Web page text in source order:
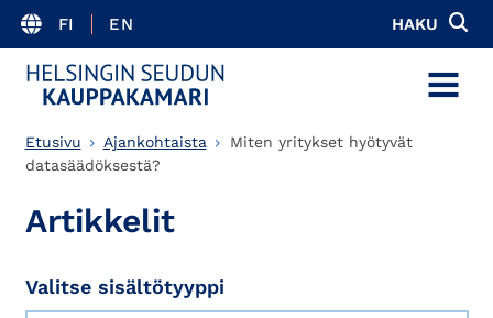
FI EN HAKU
MENU
Etusivu Ajankohtaista
Miten yritykset hyötyvät
datasäädöksestä?
Artikkelit
Valitse sisältötyyppi